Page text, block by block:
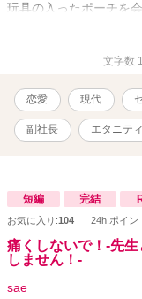
玩具の入ったポーチを
のの、副社長であり美
ポーチの中身がバレて
よ」 そこからはじま
る。 「俺たちは俺たち
副社長 カラダから始
文字数
恋愛 現代
副社長 エタニティ
短編 完結
お気に入り:104 24h.ポイン
痛くしないで！‐先
しません！‐
sae